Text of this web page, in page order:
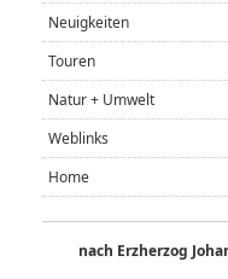
Neuigkeiten
Touren
Natur + Umwelt
Weblinks
Home
nach Erzherzog